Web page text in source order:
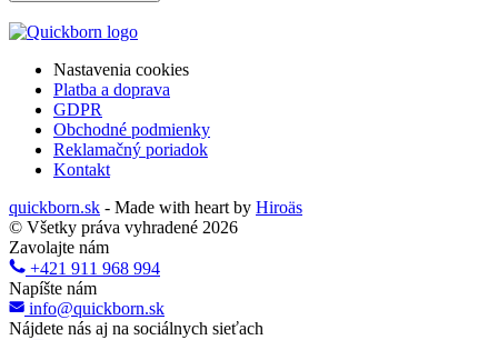
Nastavenia cookies
Platba a doprava
GDPR
Obchodné podmienky
Reklamačný poriadok
Kontakt
quickborn.sk - Made with heart by Hiroäs
© Všetky práva vyhradené 2026
Zavolajte nám
+421 911 968 994
Napíšte nám
info@quickborn.sk
Nájdete nás aj na sociálnych sieťach